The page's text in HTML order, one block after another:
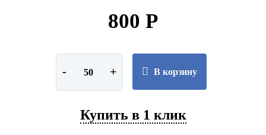
800 Р
- + В корзину
Купить в 1 клик